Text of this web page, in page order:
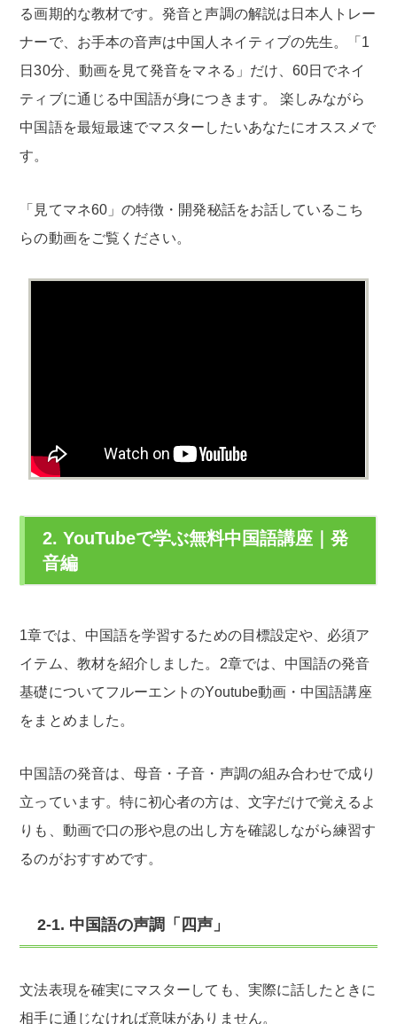
る画期的な教材です。発音と声調の解説は日本人トレー
ナーで、お手本の音声は中国人ネイティブの先生。「1
日30分、動画を見て発音をマネる」だけ、60日でネイ
ティブに通じる中国語が身につきます。 楽しみながら
中国語を最短最速でマスターしたいあなたにオススメで
す。
「見てマネ60」の特徴・開発秘話をお話しているこち
らの動画をご覧ください。
2. YouTubeで学ぶ無料中国語講座｜発
音編
1章では、中国語を学習するための目標設定や、必須ア
イテム、教材を紹介しました。2章では、中国語の発音
基礎についてフルーエントのYoutube動画・中国語講座
をまとめました。
中国語の発音は、母音・子音・声調の組み合わせで成り
立っています。特に初心者の方は、文字だけで覚えるよ
りも、動画で口の形や息の出し方を確認しながら練習す
るのがおすすめです。
2-1. 中国語の声調「四声」
文法表現を確実にマスターしても、実際に話したときに
相手に通じなければ意味がありません。